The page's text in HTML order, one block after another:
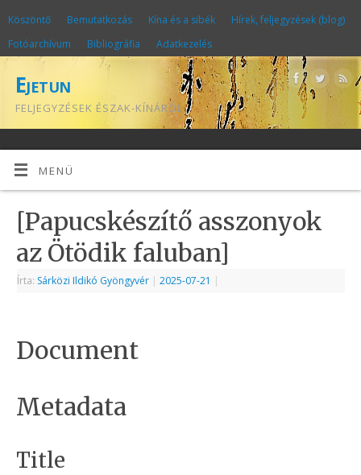
Köszöntő Bemutatkozás Kína és a sibék
Hírek, feljegyzések (blog)
Fotóarchívum
Bibliográfia Adatkezelés
Ejetun
FELJEGYZÉSEK ÉSZAK-KÍNÁRÓL
MENÜ
[Papucskészítő asszonyok
az Ötödik faluban]
Írta: Sárközi Ildikó Gyöngyvér | 2025-07-21 |
Document
Metadata
Title